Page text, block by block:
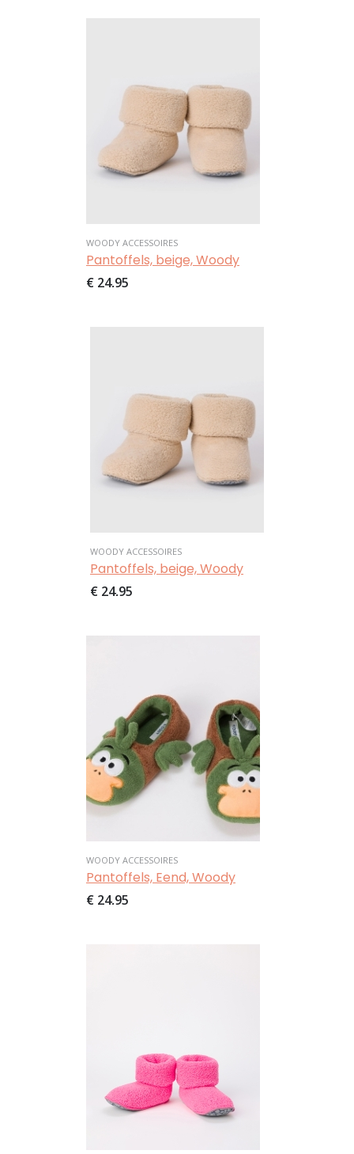
WOODY ACCESSOIRES
Pantoffels, beige, Woody
€ 24,95
WOODY ACCESSOIRES
Pantoffels, beige, Woody
€ 24,95
WOODY ACCESSOIRES
Pantoffels, Eend, Woody
€ 24,95